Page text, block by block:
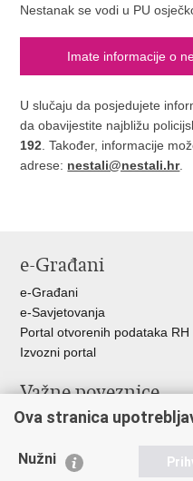
Nestanak se vodi u PU
Imate informacije o
U slučaju da posjedujete
da obavijestite najbližu
192 . Također, informacije
adrese: nestali@nestali.hr.
e-Građani
e-Građani
e-Savjetovanja
Portal otvorenih podataka RH
Izvozni portal
Važne poveznice
Ministarstvo unutarnjih
Nestale osobe u
Ova stranica
Nužni